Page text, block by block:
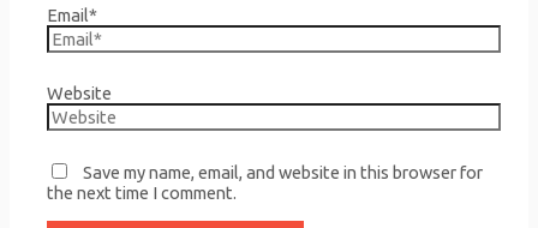
Email*
Website
Save my name, email, and website in this browser for
the next time I comment.